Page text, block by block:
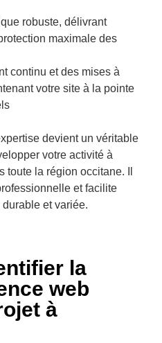
robuste, délivrant
maximale des
continu et des mises à
votre site à la pointe
devient un véritable
votre activité à
toute la région occitane. Il
et facilite
durable et variée.
la
web
à